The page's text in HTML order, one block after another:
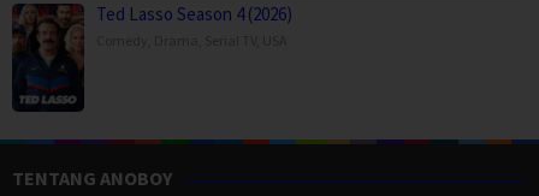
Ted Lasso Season 4 (2026)
TENTANG ANOBOY